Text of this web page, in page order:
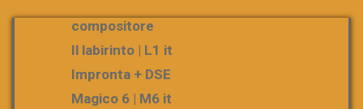
compositore
Il labirinto | L1 it
Impronta + DSE
Magico 6 | M6 it